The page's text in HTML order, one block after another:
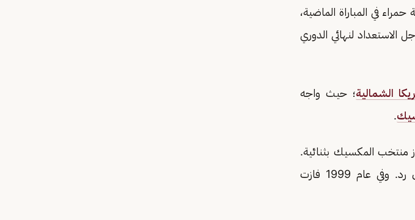
حمراء في المباراة الماضية،
فيما يغيب عن الفريق المكسيكي 9 لاعبين من أجل الاستعداد لنهائي الدوري
الشمالية؛ حيث واجه
.
بكأس العالم للقارات، وفاز منتخب المكسيك بثنائية.
وفي نسخة 1997 بكأس العالم للقارات، انتصر منتخب المكسيك بخماسية دون رد. وفي عام 1999 فازت